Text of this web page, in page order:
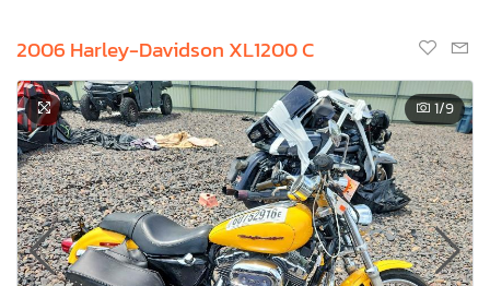
2006 Harley-Davidson XL1200 C
1/9